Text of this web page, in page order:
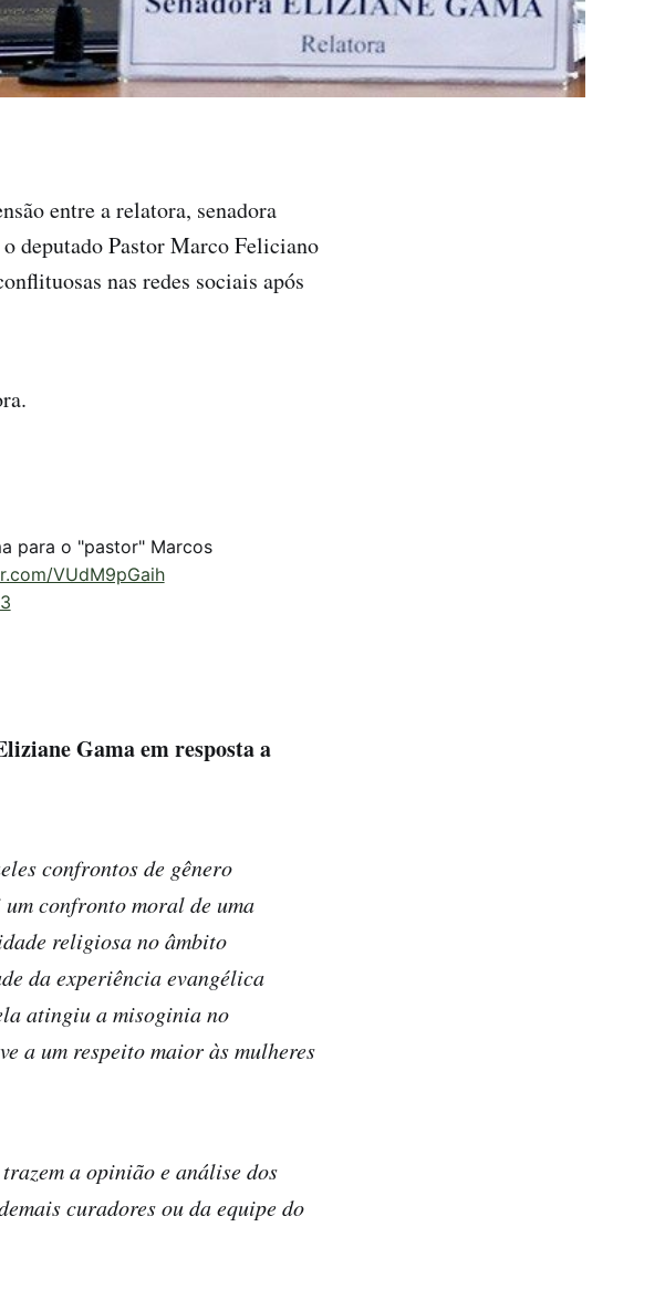
entre a relatora, senadora
deputado Pastor Marco Feliciano
nas redes sociais após
para o "pastor" Marcos
VUdM9pGaih
Gama em resposta a
confrontos de gênero
confronto moral de uma
religiosa no âmbito
da experiência evangélica
atingiu a misoginia no
a um respeito maior às mulheres
a opinião e análise dos
curadores ou da equipe do